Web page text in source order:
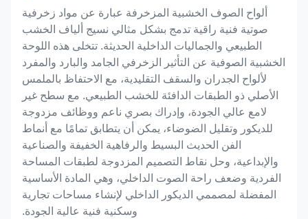
ألواح الصوف الخشبية المزخرفة عبارة عن مواد زخرفية
صوتية فنية راقية تدمج بشكل مثالي نسيج ألياف الخشب
الطبيعي والجماليات الداخلية الحديثة. تتخلى هذه اللوحة
الخشبية الصوفية عن التأثير الزخرفي الجامد والبارد والمفرد
لألواح الجدران والسقف التقليدية، مع الاحتفاظ بالملمس
الأصلي ذو الطبقات الدافئة للخشب الطبيعي. مع سطح غير
لامع عالي الجودة، وإدراك بصري ناعم ووظائف مزدوجة
للديكور وتقليل الضوضاء، يمكن أن يتطابق تمامًا مع أنماط
الفن الحديث البسيط والرفاهية الخفيفة والصناعية
والإبداعية، وحل نقاط التصميم المزدوجة لطبقات المساحة
الفردية وضعف راحة الصوت الداخلي، وهي المادة الأساسية
المفضلة لمصممي الديكور الداخلي لإنشاء مساحات تجارية
وسكنية فنية عالية الجودة.